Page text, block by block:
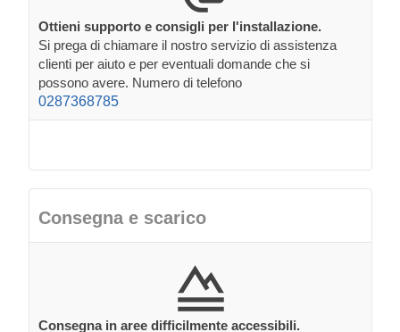
Ottieni supporto e consigli per l'installazione.
Si prega di chiamare il nostro servizio di assistenza
clienti per aiuto e per eventuali domande che si
possono avere. Numero di telefono
0287368785
Consegna e scarico
Consegna in aree difficilmente accessibili.